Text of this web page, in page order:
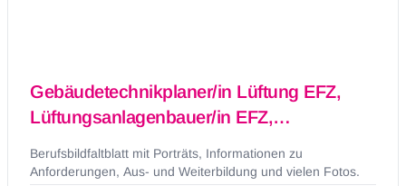
Gebäudetechnikplaner/in Lüftung EFZ,
Lüftungsanlagenbauer/in EFZ,
Berufsbildfaltblatt mit Porträts, Informationen zu
Anforderungen, Aus- und Weiterbildung und vielen Fotos.